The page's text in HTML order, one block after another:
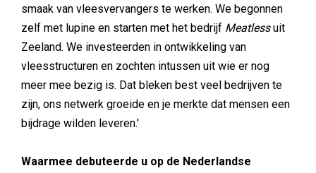
smaak van vleesvervangers te werken. We begonnen
zelf met lupine en starten met het bedrijf Meatlessuit
Zeeland. We investeerden in ontwikkeling van
vleesstructuren en zochten intussen uit wie er nog
meer mee bezig is. Dat bleken best veel bedrijven te
zijn, ons netwerk groeide en je merkte dat mensen een
bijdrage wilden leveren.'
Waarmee debuteerde u op de Nederlandse